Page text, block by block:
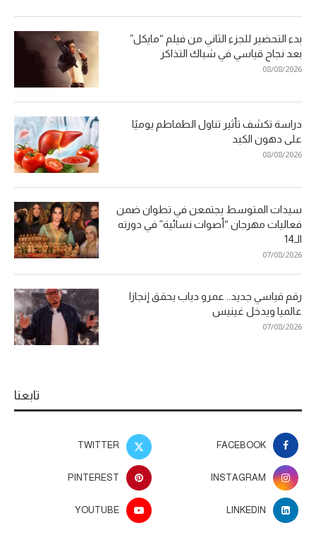
بدء التحضير للجزء الثاني من فيلم “مايكل”
بعد نجاح قياسي في شباك التذاكر
08/08/2026
دراسة تكشف تأثير تناول الطماطم يوميًا
على دهون الكبد
08/08/2026
سيدات المتوسط يجتمعن في تطوان ضمن
فعاليات مهرجان “أصوات نسائية” في دورته
الـ14
07/08/2026
رقم قياسي جديد.. عمرو دياب يحقق إنجازا
عالميا ويدخل غينيس
07/08/2026
تابعنا
FACEBOOK
TWITTER
INSTAGRAM
PINTEREST
LINKEDIN
YOUTUBE